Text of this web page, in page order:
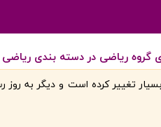
گروه ریاضی در دسته بندی ریاضی
تغيير کرده است و ديگر به